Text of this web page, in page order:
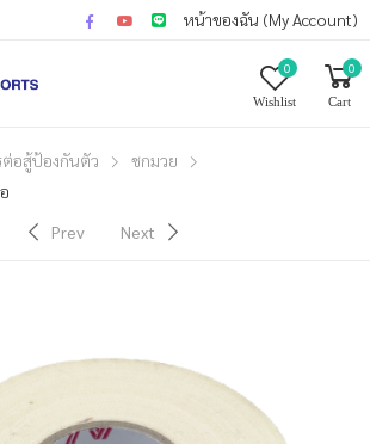
หน้าของฉัน (My Account)
0
Wishlist
0
Cart
อสู้ป้องกันตัว
ชกมวย
Prev
Next